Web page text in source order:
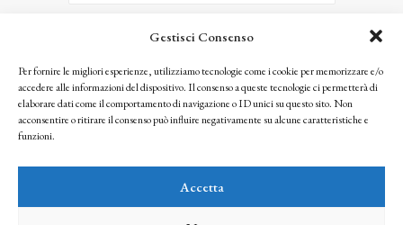
Gestisci Consenso
Per fornire le migliori esperienze, utilizziamo tecnologie come i cookie per memorizzare e/o
accedere alle informazioni del dispositivo. Il consenso a queste tecnologie ci permetterà di
elaborare dati come il comportamento di navigazione o ID unici su questo sito. Non
acconsentire o ritirare il consenso può influire negativamente su alcune caratteristiche e
funzioni.
Accetta
ISCRIVITI
Facendo clic per iscriverti, riconosci che le tue informazioni saranno trattate
seguendo la nostra Privacy Policy
© 2025 Istituto Matteucci. All right reserved
l’autorizzazione scritta dei proprietari dei diritti e dell’Istituto Matteucci